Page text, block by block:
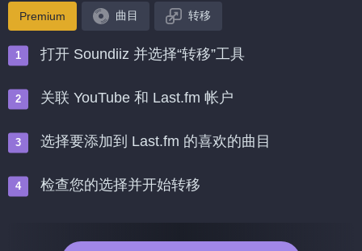
Premium 曲目 转移
打开 Soundiiz 并选择“转移”工具
关联 YouTube 和 Last.fm 帐户
选择要添加到 Last.fm 的喜欢的曲目
检查您的选择并开始转移